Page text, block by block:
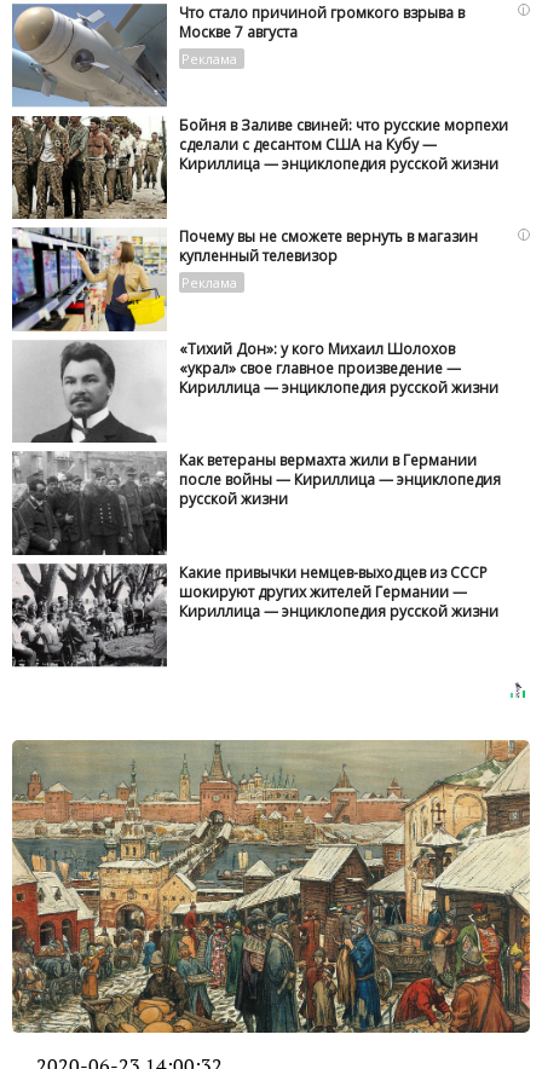
i
Что стало причиной громкого взрыва в
Москве 7 августа
Бойня в Заливе свиней: что русские морпехи
сделали с десантом США на Кубу —
Кириллица — энциклопедия русской жизни
i
Почему вы не сможете вернуть в магазин
купленный телевизор
«Тихий Дон»: у кого Михаил Шолохов
«украл» свое главное произведение —
Кириллица — энциклопедия русской жизни
Как ветераны вермахта жили в Германии
после войны — Кириллица — энциклопедия
русской жизни
Какие привычки немцев-выходцев из СССР
шокируют других жителей Германии —
Кириллица — энциклопедия русской жизни